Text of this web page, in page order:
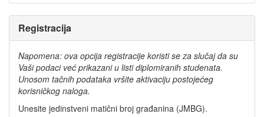
Registracija
Napomena: ova opcija registracije koristi se za slučaj da su
Vaši podaci već prikazani u listi diplomiranih studenata.
Unosom tačnih podataka vršite aktivaciju postojećeg
korisničkog naloga.
Unesite jedinstveni matični broj građanina (JMBG).